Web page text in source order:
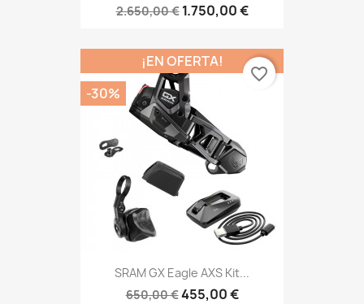
2.650,00 € 1.750,00 €
SRAM GX Eagle AXS Kit...
650,00 €455,00 €
¡EN OFERTA!
-30%
favorite_border